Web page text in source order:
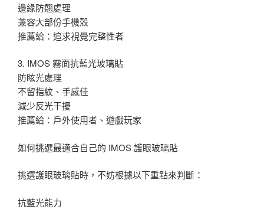
邊緣防翹處理
兼容大部份手機殼
推薦給：追求視覺完整性者
3. IMOS 霧面抗藍光玻璃貼
防眩光處理
不留指紋、手感佳
減少反光干擾
推薦給：戶外使用者、遊戲玩家
如何挑選最適合自己的 IMOS 護眼玻璃貼
挑選護眼玻璃貼時，不妨根據以下重點來判斷：
抗藍光能力